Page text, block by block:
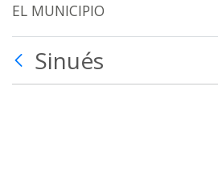
EL MUNICIPIO
Sinués